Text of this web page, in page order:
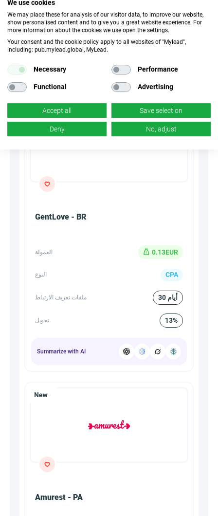
ملفات تعريف الارتباط 30 أيام
تحويل n/d
Summarize with AI
GentLove - BR
العمولة 0.13EUR
النوع CPA
ملفات تعريف الارتباط 30 أيام
تحويل 13%
Summarize with AI
Amurest - PA
We use cookies
We may place these for analysis of our visitor data, to improve our website,
show personalised content and to give you a great website experience. For
more information about the cookies we use open the settings.
Your consent and the cookie policy apply to all websites of "Mylead",
including: pub.mylead.global, MyLead.
Necessary Performance
Functional Advertising
Accept all Save selection
Deny No, adjust